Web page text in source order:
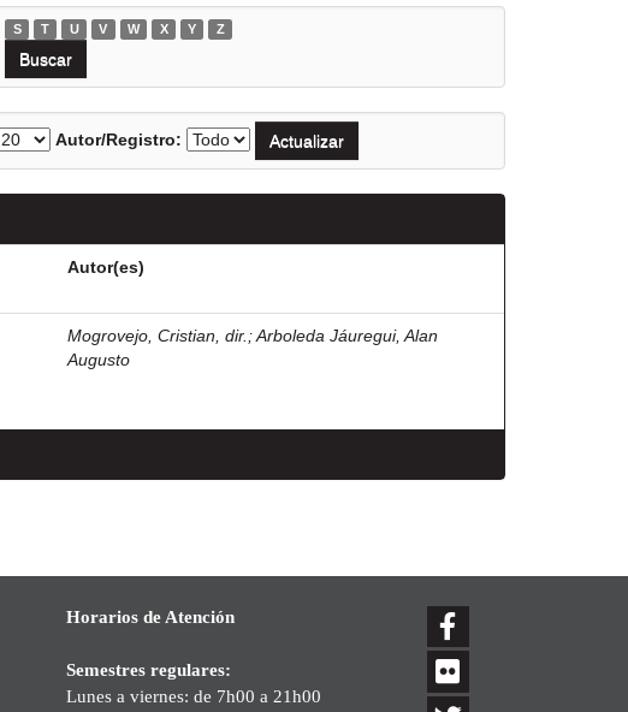
S T U V W X Y Z
Autor/Registro:
Autor(es)
Mogrovejo, Cristian, dir. ;Arboleda Jáuregui, Alan
Augusto
Horarios de Atención
Semestres regulares:
Lunes a viernes: de 7h00 a 21h00